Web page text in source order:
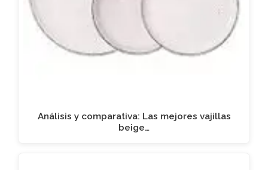
Análisis y comparativa: Las mejores vajillas
beige…